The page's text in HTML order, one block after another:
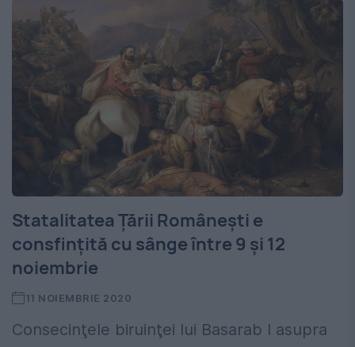
Statalitatea Țării Românești e
consfințită cu sânge între 9 și 12
noiembrie
11 NOIEMBRIE 2020
Consecinţele biruinţei lui Basarab I asupra